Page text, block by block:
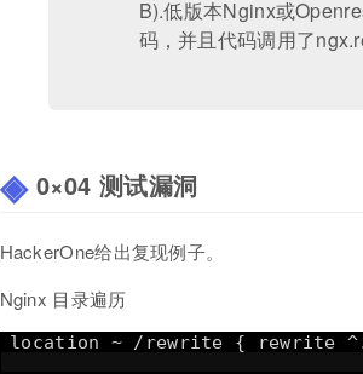
B).低版本Nginx或
码，并且代码调用了
0×04 测试漏洞
HackerOne给出复现例子。
Nginx 目录遍历
location ~ /rewrite { rewrite